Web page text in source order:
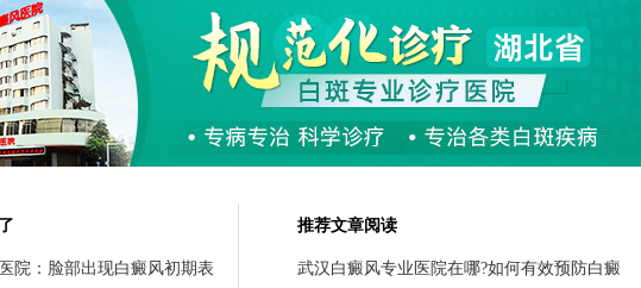
院：脸部出现白癜风初期表
推荐文章阅读
武汉白癜风专业医院在哪?如何有效预防白癜